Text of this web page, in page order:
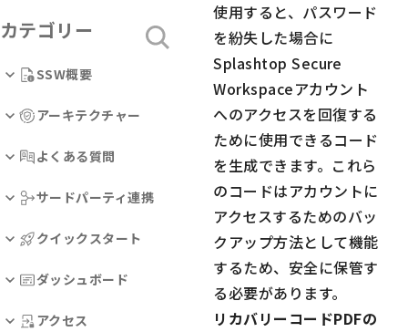
カテゴリー
SSW概要
アーキテクチャー
よくある質問
サードパーティ連携
クイックスタート
ダッシュボード
アクセス
使用すると、パスワード
を紛失した場合に
Splashtop Secure
Workspaceアカウント
へのアクセスを回復する
ために使用できるコード
を生成できます。これら
のコードはアカウントに
アクセスするためのバッ
クアップ方法として機能
するため、安全に保管す
る必要があります。
リカバリーコードPDFの